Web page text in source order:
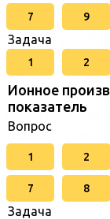
7 9
Задача
1 2
Ионное
показатель
Вопрос
1 2
7 8
Задача